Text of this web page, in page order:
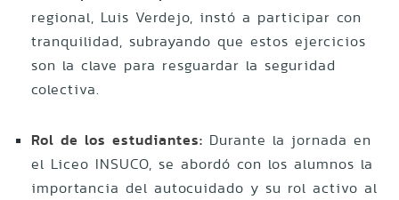
regional, Luis Verdejo, instó a participar con
tranquilidad, subrayando que estos ejercicios
son la clave para resguardar la seguridad
colectiva.
Rol de los estudiantes: Durante la jornada en
el Liceo INSUCO, se abordó con los alumnos la
importancia del autocuidado y su rol activo al